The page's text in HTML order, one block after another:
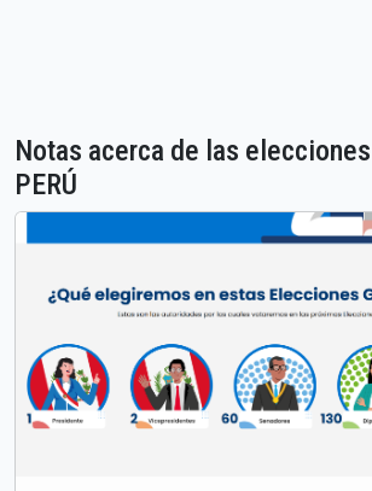
Notas acerca de las
PERÚ